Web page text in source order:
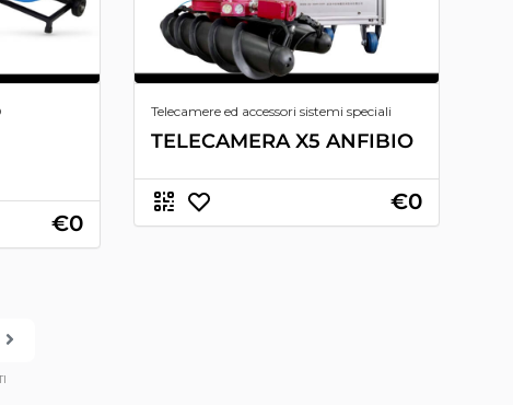
€0
Telecamere ed accessori sistemi speciali
TELECAMERA X5 ANFIBIO
€0